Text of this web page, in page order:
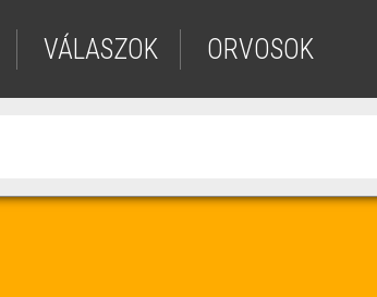
VÁLASZOK ORVOSOK